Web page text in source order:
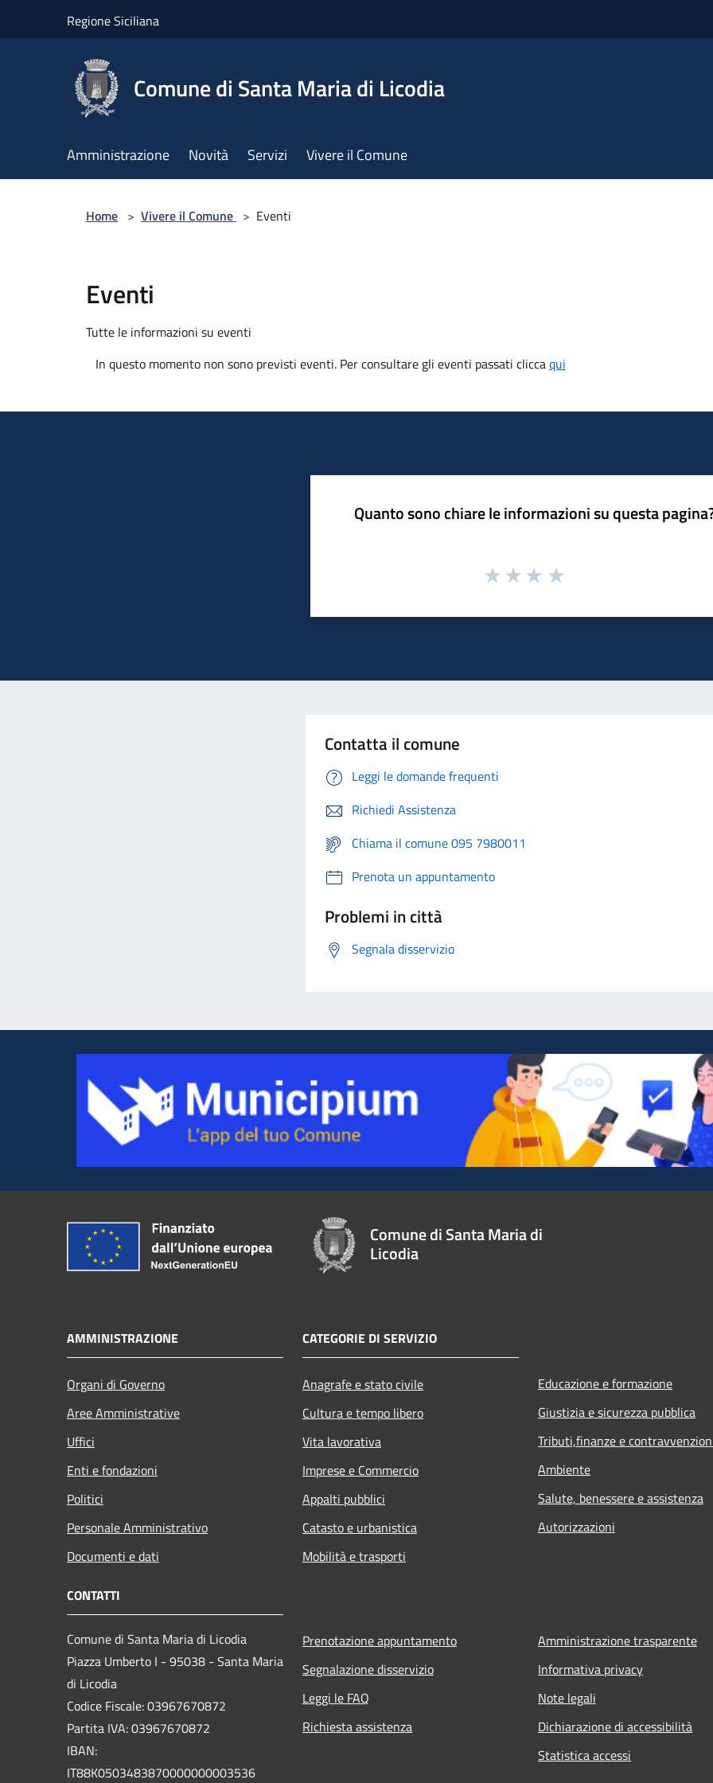
Regione Siciliana
Comune di Santa Maria di Licodia
Amministrazione Novità Servizi Vivere il Comune
Home > Vivere il Comune > Eventi
Eventi
Tutte le informazioni su eventi
In questo momento non sono previsti eventi. Per consultare gli eventi passati cliccaqui
Quanto sono chiare le informazioni su questa
Contatta il comune
Leggi le domande frequenti
Richiedi Assistenza
Chiama il comune 095 7980011
Prenota un appuntamento
Problemi in città
Segnala disservizio
Comune di Santa Maria di
Licodia
AMMINISTRAZIONE
Organi di Governo
Aree Amministrative
Uffici
Enti e fondazioni
Politici
Personale Amministrativo
Documenti e dati
CATEGORIE DI SERVIZIO
Anagrafe e stato civile
Cultura e tempo libero
Vita lavorativa
Imprese e Commercio
Appalti pubblici
Catasto e urbanistica
Mobilità e trasporti
Educazione e formazione
Giustizia e sicurezza pubblica
Tributi,finanze e
Ambiente
Salute, benessere e assistenza
Autorizzazioni
CONTATTI
Comune di Santa Maria di Licodia
Piazza Umberto I - 95038 - Santa Maria
di Licodia
Codice Fiscale: 03967670872
Partita IVA: 03967670872
IBAN:
IT88K0503483870000000003536
Prenotazione appuntamento
Segnalazione disservizio
Leggi le FAQ
Richiesta assistenza
Amministrazione trasparente
Informativa privacy
Note legali
Dichiarazione di accessibilità
Statistica accessi